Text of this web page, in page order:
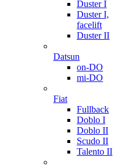
Duster I
Duster I,
facelift
Duster II
Datsun
on-DO
mi-DO
Fiat
Fullback
Doblo I
Doblo II
Scudo II
Talento II